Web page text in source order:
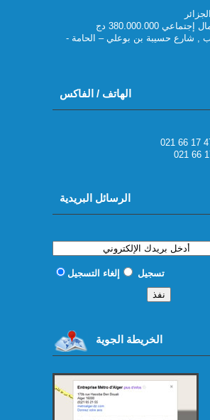
380.000.000 دج
: 170 ب , شارع حسيبة بن بوعلي – الحامة -
الهاتف / الفاكس
الرسائل البريدية
تسجيل إلغاء التسجيل
الخريطة الجوية